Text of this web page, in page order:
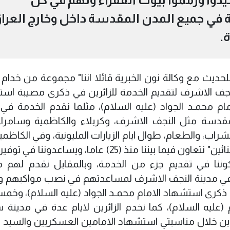
جميع المدن المقدسة داخل وخارج
مع وكالة نون الخبرية قائلا اننا" مجموعة من خدام
الاشرف لتقديم الخدمة للزائرين في ذكرى مصيبة
محمـد الجواد (عليه السلام)، مثلما نقدم الخدمة
مثل النجف الاشرف، وكربلاء والكاظمية
والطعام، طوال ايام الزيارات المليونية، وفي
اصدقاء من اهالي المدينة اصحاب موكب "البنائين" نتعاون فيما بيننا منذ (25) عاما،
في تقديم جزء من الخدمة، وبالمقابل نقدم لهم
مدينة النجف الاشرف لمساعدتهم في نصب مواكبهم
ذكرى استشهاد الامام محمـد الجواد (عليه السلام)،
السلام)، كما نخدم الزائرين لايام عدة في مدينة
خلال مناسبتي استشهاد الامامين العسكريين والسيد